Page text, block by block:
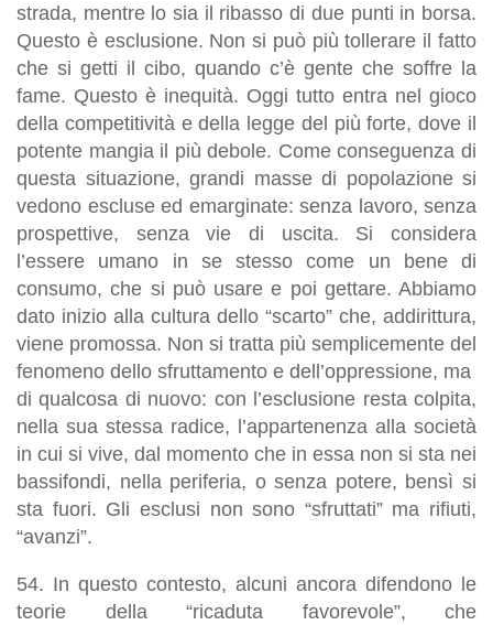
strada, mentre lo sia il ribasso di due punti in borsa.
Questo è esclusione. Non si può più tollerare il fatto
che si getti il cibo, quando c’è gente che soffre la
fame. Questo è inequità. Oggi tutto entra nel gioco
della competitività e della legge del più forte, dove il
potente mangia il più debole. Come conseguenza di
questa situazione, grandi masse di popolazione si
vedono escluse ed emarginate: senza lavoro, senza
prospettive, senza vie di uscita. Si considera
l’essere umano in se stesso come un bene di
consumo, che si può usare e poi gettare. Abbiamo
dato inizio alla cultura dello “scarto” che, addirittura,
viene promossa. Non si tratta più semplicemente del
fenomeno dello sfruttamento e dell’oppressione, ma
di qualcosa di nuovo: con l’esclusione resta colpita,
nella sua stessa radice, l’appartenenza alla società
in cui si vive, dal momento che in essa non si sta nei
bassifondi, nella periferia, o senza potere, bensì si
sta fuori. Gli esclusi non sono “sfruttati” ma rifiuti,
“avanzi”.
54. In questo contesto, alcuni ancora difendono le
teorie della “ricaduta favorevole”, che